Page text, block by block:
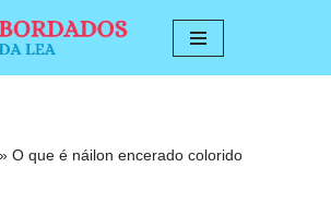
» O que é náilon encerado colorido